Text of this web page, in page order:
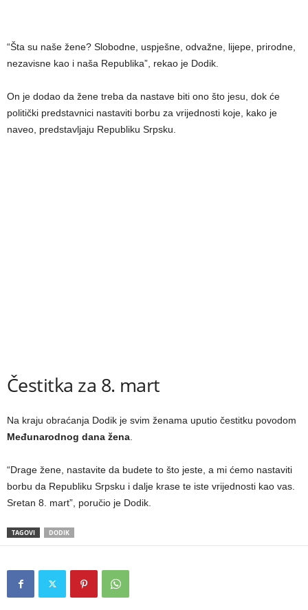
“Šta su naše žene? Slobodne, uspješne, odvažne, lijepe, prirodne,
nezavisne kao i naša Republika”, rekao je Dodik.
On je dodao da žene treba da nastave biti ono što jesu, dok će
politički predstavnici nastaviti borbu za vrijednosti koje, kako je
naveo, predstavljaju Republiku Srpsku.
Čestitka za 8. mart
Na kraju obraćanja Dodik je svim ženama uputio čestitku povodom
Međunarodnog dana žena
“Drage žene, nastavite da budete to što jeste, a mi ćemo nastaviti
borbu da Republiku Srpsku i dalje krase te iste vrijednosti kao vas.
Sretan 8. mart”, poručio je Dodik.
TAGOVI DODIK